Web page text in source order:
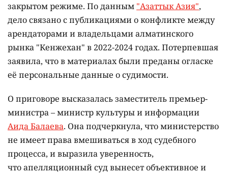
закрытом режиме. По данным "Азаттык Азия",
дело связано с публикациями о конфликте между
арендаторами и владельцами алматинского
рынка "Кенжехан" в 2022-2024 годах. Потерпевшая
заявила, что в материалах были преданы огласке
её персональные данные о судимости.
О приговоре высказалась заместитель премьер-
министра – министр культуры и информации
Аида Балаева. Она подчеркнула, что министерство
не имеет права вмешиваться в ход судебного
процесса, и выразила уверенность,
что апелляционный суд вынесет объективное и